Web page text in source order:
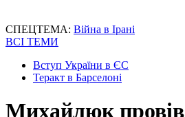
СПЕЦТЕМА: Війна в Ірані
ВСІ ТЕМИ
Вступ України в ЄС
Теракт в Барселоні
Михайлюк